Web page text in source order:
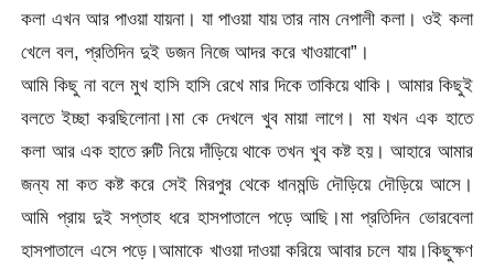
কলা এখন আর পাওয়া যায়না। যা পাওয়া যায় তার নাম নেপালী কলা। ওই কলা
খেলে বল, প্রতিদিন দুই ডজন নিজে আদর করে খাওয়াবো”।
আমি কিছু না বলে মুখ হাসি হাসি রেখে মার দিকে তাকিয়ে থাকি। আমার কিছুই
বলতে ইচ্ছা করছিলোনা।মা কে দেখলে খুব মায়া লাগে। মা যখন এক হাতে
কলা আর এক হাতে রুটি নিয়ে দাঁড়িয়ে থাকে তখন খুব কষ্ট হয়। আহারে আমার
জন্য মা কত কষ্ট করে সেই মিরপুর থেকে ধানমন্ডি দৌড়িয়ে দৌড়িয়ে আসে।
আমি প্রায় দুই সপ্তাহ ধরে হাসপাতালে পড়ে আছি।মা প্রতিদিন ভোরবেলা
হাসপাতালে এসে পড়ে।আমাকে খাওয়া দাওয়া করিয়ে আবার চলে যায়।কিছুক্ষণ